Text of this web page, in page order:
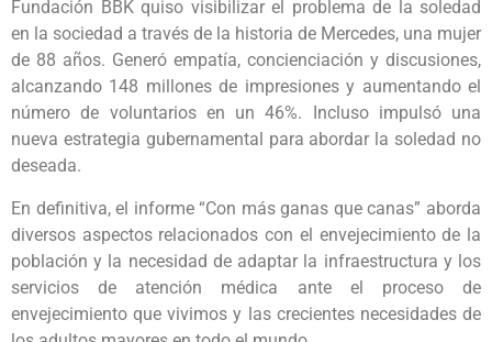
Fundación BBK quiso visibilizar el problema de la soledad
en la sociedad a través de la historia de Mercedes, una mujer
de 88 años. Generó empatía, concienciación y discusiones,
alcanzando 148 millones de impresiones y aumentando el
número de voluntarios en un 46%. Incluso impulsó una
nueva estrategia gubernamental para abordar la soledad no
deseada.
En definitiva, el informe “Con más ganas que canas” aborda
diversos aspectos relacionados con el envejecimiento de la
población y la necesidad de adaptar la infraestructura y los
servicios de atención médica ante el proceso de
envejecimiento que vivimos y las crecientes necesidades de